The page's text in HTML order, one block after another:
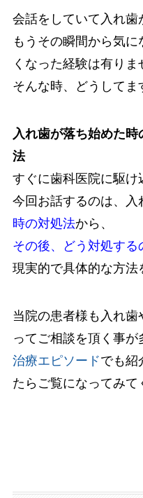
会話をしていて入れ歯
もうその瞬間から気
くなった経験は有りま
そんな時、どうしてま
入れ歯が落ち始めた
法
すぐに歯科医院に駆け
今回お話するのは、
時の対処法から、
その後、どう対処する
現実的で具体的な方法
当院の患者様も入れ
ってご相談を頂く事が
治療エピソードでも紹
たらご覧になってみて